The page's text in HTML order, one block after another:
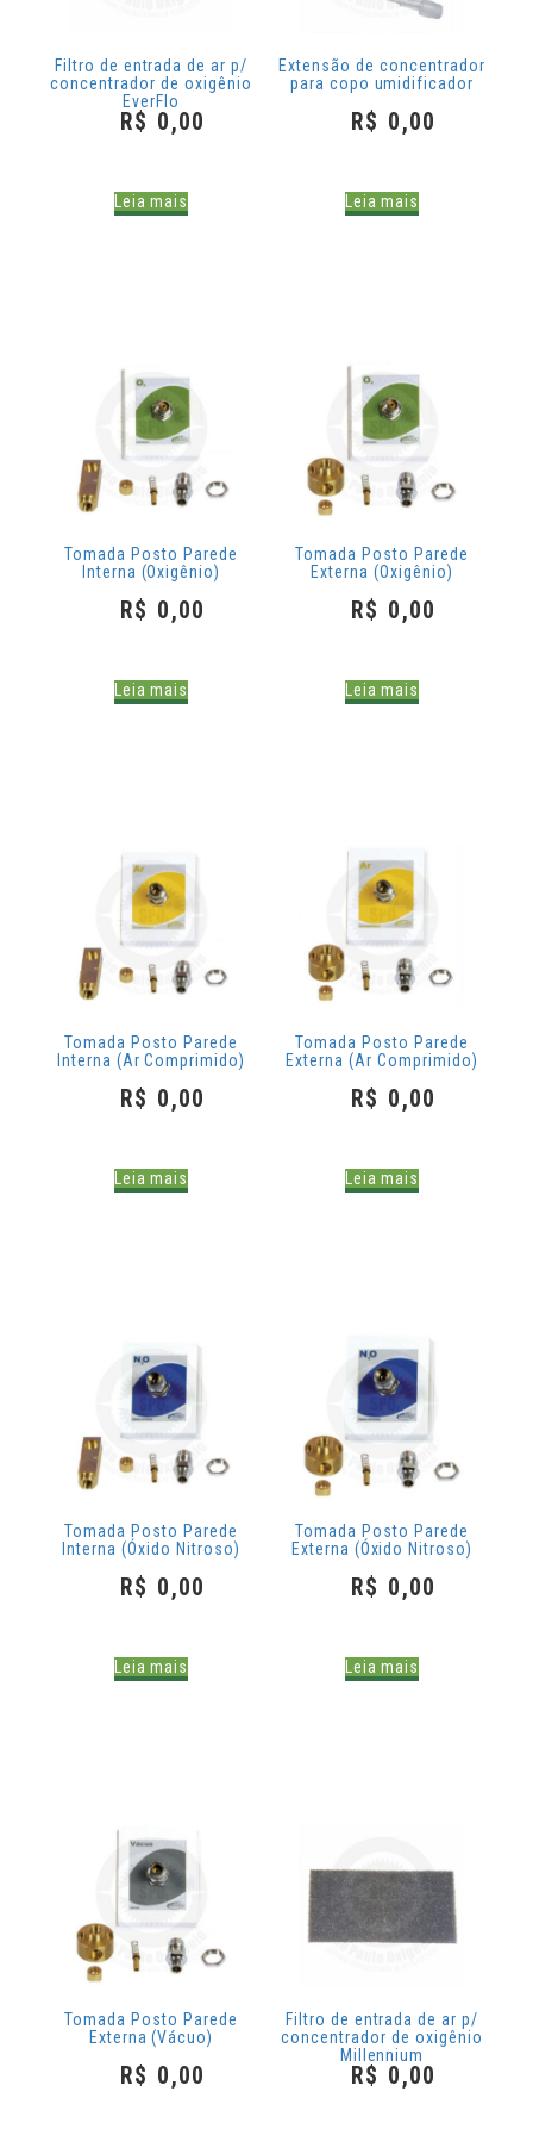
Filtro de entrada de ar p/
concentrador de oxigênio
EverFlo
R$ 0,00
Leia mais
Extensão de concentrador
para copo umidificador
R$ 0,00
Leia mais
Tomada Posto Parede
Interna (Oxigênio)
R$ 0,00
Leia mais
Tomada Posto Parede
Externa (Oxigênio)
R$ 0,00
Leia mais
Tomada Posto Parede
Interna (Ar Comprimido)
R$ 0,00
Leia mais
Tomada Posto Parede
Externa (Ar Comprimido)
R$ 0,00
Leia mais
Tomada Posto Parede
Interna (Óxido Nitroso)
R$ 0,00
Leia mais
Tomada Posto Parede
Externa (Óxido Nitroso)
R$ 0,00
Leia mais
Tomada Posto Parede
Externa (Vácuo)
R$ 0,00
Filtro de entrada de ar p/
concentrador de oxigênio
Millennium
R$ 0,00